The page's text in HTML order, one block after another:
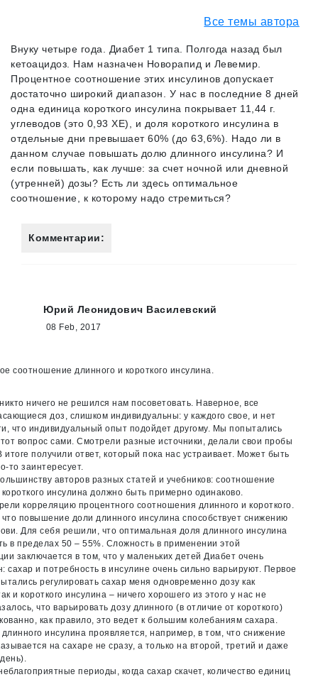
Все темы автора
Внуку четыре года. Диабет 1 типа. Полгода назад был
кетоацидоз. Нам назначен Новорапид и Левемир.
Процентное соотношение этих инсулинов допускает
достаточно широкий диапазон. У нас в последние 8 дней
одна единица короткого инсулина покрывает 11,44 г.
углеводов (это 0,93 ХЕ), и доля короткого инсулина в
отдельные дни превышает 60% (до 63,6%). Надо ли в
данном случае повышать долю длинного инсулина? И
если повышать, как лучше: за счет ночной или дневной
(утренней) дозы? Есть ли здесь оптимальное
соотношение, к которому надо стремиться?
Комментарии:
Юрий Леонидович Василевский
08 Feb, 2017
соотношение длинного и короткого инсулина.
ничего не решился нам посоветовать. Наверное, все
доз, слишком индивидуальны: у каждого свое, и нет
что индивидуальный опыт подойдет другому. Мы попытались
вопрос сами. Смотрели разные источники, делали свои пробы
получили ответ, который пока нас устраивает. Может быть
то заинтересует.
авторов разных статей и учебников: соотношение
инсулина должно быть примерно одинаково.
корреляцию процентного соотношения длинного и короткого.
что повышение доли длинного инсулина способствует снижению
Для себя решили, что оптимальная доля длинного инсулина
в пределах 50 – 55%. Сложность в применении этой
заключается в том, что у маленьких детей Диабет очень
сахар и потребность в инсулине очень сильно варьируют. Первое
регулировать сахар меня одновременно дозу как
и короткого инсулина – ничего хорошего из этого у нас не
что варьировать дозу длинного (в отличие от короткого)
как правило, это ведет к большим колебаниям сахара.
длинного инсулина проявляется, например, в том, что снижение
на сахаре не сразу, а только на второй, третий и даже
периоды, когда сахар скачет, количество единиц